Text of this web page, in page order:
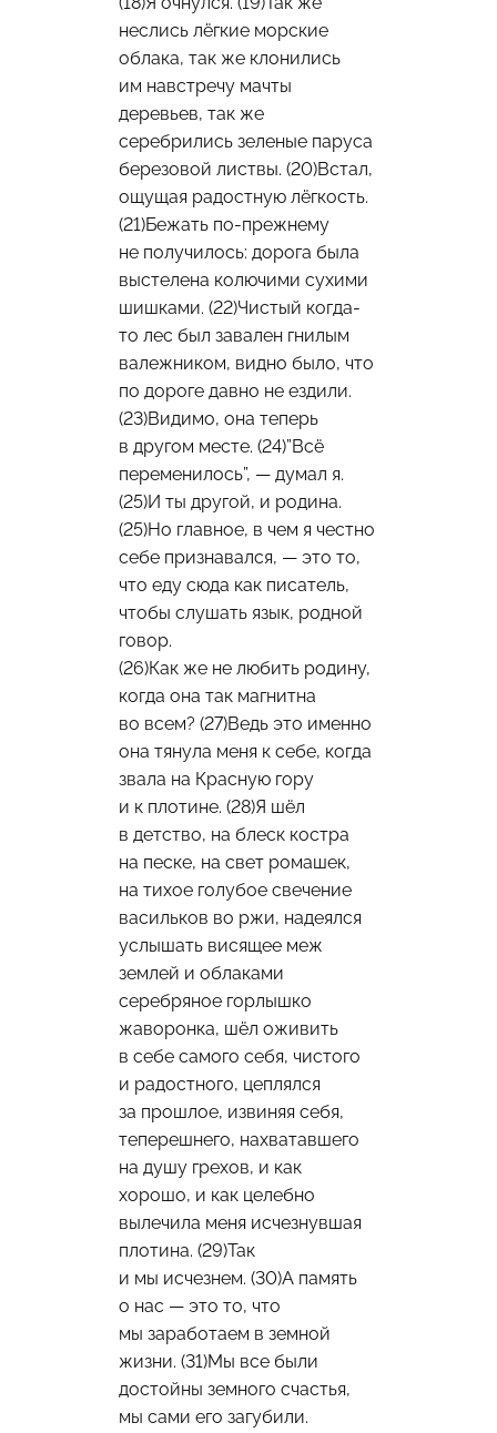
неслись лёгкие морские
облака, так же клонились
им навстречу мачты
деревьев, так же
серебрились зеленые паруса
березовой листвы. (20)Встал,
ощущая радостную лёгкость.
(21)Бежать по-прежнему
не получилось: дорога была
выстелена колючими сухими
шишками. (22)Чистый когда-
то лес был завален гнилым
валежником, видно было, что
по дороге давно не ездили.
(23)Видимо, она теперь
в другом месте. (24)”Всё
переменилось”, — думал я.
(25)И ты другой, и родина.
(25)Но главное, в чем я честно
себе признавался, — это то,
что еду сюда как писатель,
чтобы слушать язык, родной
говор.
(26)Как же не любить родину,
когда она так магнитна
во всем? (27)Ведь это именно
она тянула меня к себе, когда
звала на Красную гору
и к плотине. (28)Я шёл
в детство, на блеск костра
на песке, на свет ромашек,
на тихое голубое свечение
васильков во ржи, надеялся
услышать висящее меж
землей и облаками
серебряное горлышко
жаворонка, шёл оживить
в себе самого себя, чистого
и радостного, цеплялся
за прошлое, извиняя себя,
теперешнего, нахватавшего
на душу грехов, и как
хорошо, и как целебно
вылечила меня исчезнувшая
плотина. (29)Так
и мы исчезнем. (30)А память
о нас — это то, что
мы заработаем в земной
жизни. (31)Мы все были
достойны земного счастья,
мы сами его загубили.